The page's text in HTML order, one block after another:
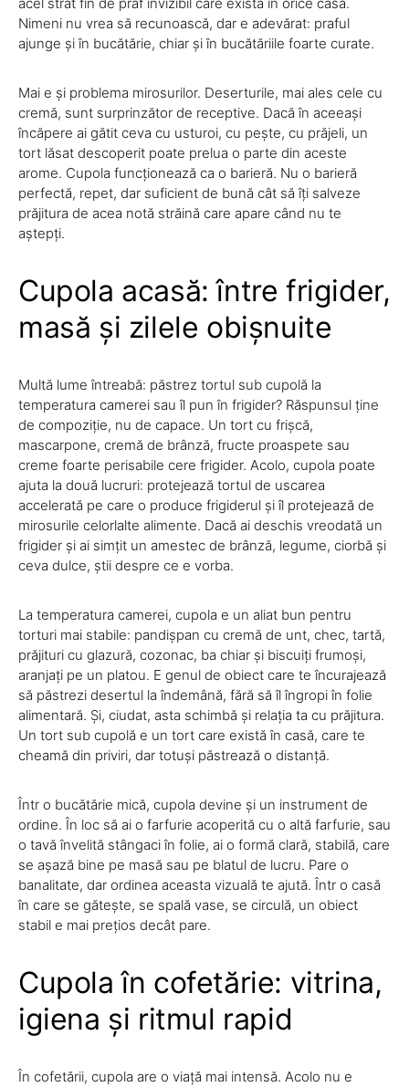
Nimeni nu vrea să recunoască, dar e adevărat: praful
ajunge și în bucătărie, chiar și în bucătăriile foarte curate.
Mai e și problema mirosurilor. Deserturile, mai ales cele cu
cremă, sunt surprinzător de receptive. Dacă în aceeași
încăpere ai gătit ceva cu usturoi, cu pește, cu prăjeli, un
tort lăsat descoperit poate prelua o parte din aceste
arome. Cupola funcționează ca o barieră. Nu o barieră
perfectă, repet, dar suficient de bună cât să îți salveze
prăjitura de acea notă străină care apare când nu te
aștepți.
Cupola acasă: între frigider,
masă și zilele obișnuite
Multă lume întreabă: păstrez tortul sub cupolă la
temperatura camerei sau îl pun în frigider? Răspunsul ține
de compoziție, nu de capace. Un tort cu frișcă,
mascarpone, cremă de brânză, fructe proaspete sau
creme foarte perisabile cere frigider. Acolo, cupola poate
ajuta la două lucruri: protejează tortul de uscarea
accelerată pe care o produce frigiderul și îl protejează de
mirosurile celorlalte alimente. Dacă ai deschis vreodată un
frigider și ai simțit un amestec de brânză, legume, ciorbă și
ceva dulce, știi despre ce e vorba.
La temperatura camerei, cupola e un aliat bun pentru
torturi mai stabile: pandișpan cu cremă de unt, chec, tartă,
prăjituri cu glazură, cozonac, ba chiar și biscuiți frumoși,
aranjați pe un platou. E genul de obiect care te încurajează
să păstrezi desertul la îndemână, fără să îl îngropi în folie
alimentară. Și, ciudat, asta schimbă și relația ta cu prăjitura.
Un tort sub cupolă e un tort care există în casă, care te
cheamă din priviri, dar totuși păstrează o distanță.
Într o bucătărie mică, cupola devine și un instrument de
ordine. În loc să ai o farfurie acoperită cu o altă farfurie, sau
o tavă învelită stângaci în folie, ai o formă clară, stabilă, care
se așază bine pe masă sau pe blatul de lucru. Pare o
banalitate, dar ordinea aceasta vizuală te ajută. Într o casă
în care se gătește, se spală vase, se circulă, un obiect
stabil e mai prețios decât pare.
Cupola în cofetărie: vitrina,
igiena și ritmul rapid
În cofetării, cupola are o viață mai intensă. Acolo nu e